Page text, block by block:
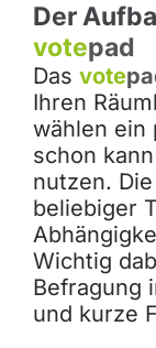
Der
votepad
Das vote
Ihren
wählen ein
schon
nutzen.
beliebiger
Wichtig
Befragung
und kurze